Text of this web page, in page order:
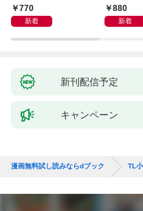
結婚の先には夫の激重
愛が待っていました～
770
新着
最愛の人
をぶつけ
880
新着
新刊配信予定
キャンペーン
漫画無料試し読みならdブック TL